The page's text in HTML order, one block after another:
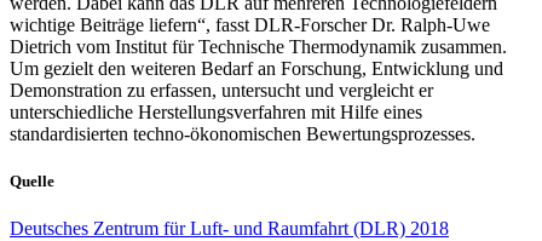
wichtige Beiträge liefern“, fasst DLR-Forscher Dr. Ralph-Uwe
Dietrich vom Institut für Technische Thermodynamik zusammen.
Um gezielt den weiteren Bedarf an Forschung, Entwicklung und
Demonstration zu erfassen, untersucht und vergleicht er
unterschiedliche Herstellungsverfahren mit Hilfe eines
standardisierten techno-ökonomischen Bewertungsprozesses.
Quelle
Deutsches Zentrum für Luft- und Raumfahrt (DLR) 2018